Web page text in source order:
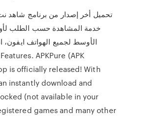
تحميل أخر إصدار من برنامج شاهد
خدمة المشاهدة حسب الطلب
is officially released! With
instantly download and
(not available in your
games and many other